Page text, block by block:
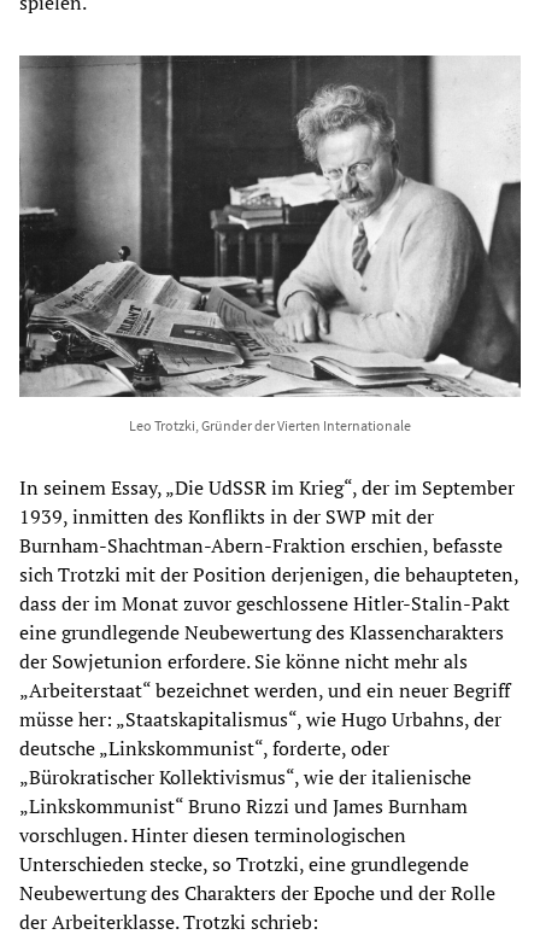
Leo Trotzki, Gründer der Vierten Internationale
In seinem Essay, „Die UdSSR im Krieg“, der im September
1939, inmitten des Konflikts in der SWP mit der
Burnham-Shachtman-Abern-Fraktion erschien, befasste
sich Trotzki mit der Position derjenigen, die behaupteten,
dass der im Monat zuvor geschlossene Hitler-Stalin-Pakt
eine grundlegende Neubewertung des Klassencharakters
der Sowjetunion erfordere. Sie könne nicht mehr als
„Arbeiterstaat“ bezeichnet werden, und ein neuer Begriff
müsse her: „Staatskapitalismus“, wie Hugo Urbahns, der
deutsche „Linkskommunist“, forderte, oder
„Bürokratischer Kollektivismus“, wie der italienische
„Linkskommunist“ Bruno Rizzi und James Burnham
vorschlugen. Hinter diesen terminologischen
Unterschieden stecke, so Trotzki, eine grundlegende
Neubewertung des Charakters der Epoche und der Rolle
der Arbeiterklasse. Trotzki schrieb: